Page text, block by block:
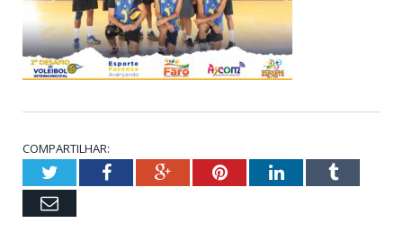
COMPARTILHAR:
TwitterFacebookGoogle+PinterestLinkedInTumblr
Email